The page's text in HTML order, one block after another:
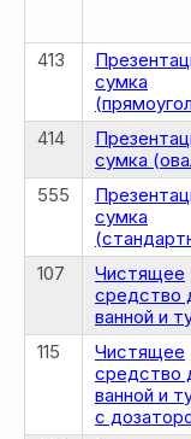
413
сумка
414
сумка
555
сумка
107
Чистящее
средство
ванной и
115
Чистящее
средство
ванной и
с